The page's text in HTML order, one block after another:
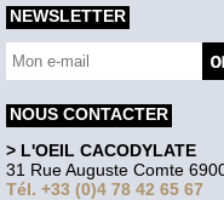
NEWSLETTER
NOUS CONTACTER
> L'OEIL CACODYLATE
31 Rue Auguste Comte
Tél. +33 (0)4 78 42 65 67